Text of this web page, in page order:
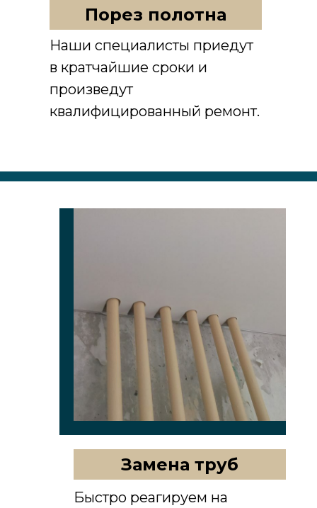
Порез полотна
Замена труб
Наши специалисты приедут
в кратчайшие сроки и
произведут
квалифицированный ремонт.
Быстро реагируем на
Чисто / Тихо / Быстро
качественная установка потолка, но
которые обеспечивают беспылевой
монтаж. После нас останется только